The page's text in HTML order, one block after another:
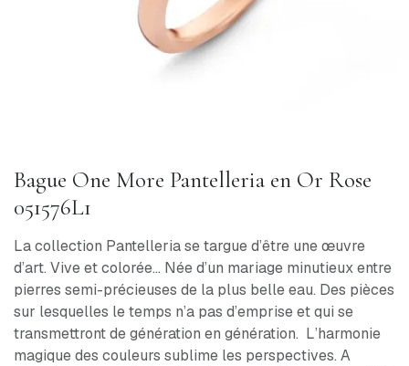
Bague One More Pantelleria en Or Rose
051576L1
La collection Pantelleria se targue d’être une œuvre
d’art. Vive et colorée… Née d’un mariage minutieux entre
pierres semi-précieuses de la plus belle eau. Des pièces
sur lesquelles le temps n’a pas d’emprise et qui se
transmettront de génération en génération. L’harmonie
magique des couleurs sublime les perspectives. A